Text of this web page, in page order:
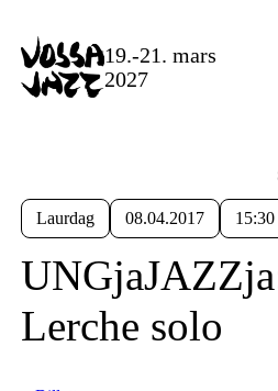
19.-21. mars
2027
Laurdag 08.04.2017 15:30
Lerche solo